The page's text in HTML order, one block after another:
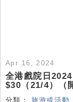
Apr 16, 2024
全港戲院日
$30（21/4）（
分類： 旅游或活動